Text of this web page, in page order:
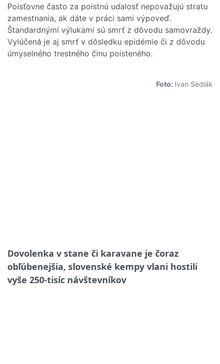
Poisťovne často za poistnú udalosť nepovažujú stratu
zamestnania, ak dáte v práci sami výpoveď.
Štandardnými výlukami sú smrť z dôvodu samovraždy.
Vylúčená je aj smrť v dôsledku epidémie či z dôvodu
úmyselného trestného činu poisteného.
Foto: Ivan Sedlák
Dovolenka v stane či karavane je čoraz
obľúbenejšia, slovenské kempy vlani hostili
vyše 250-tisíc návštevníkov